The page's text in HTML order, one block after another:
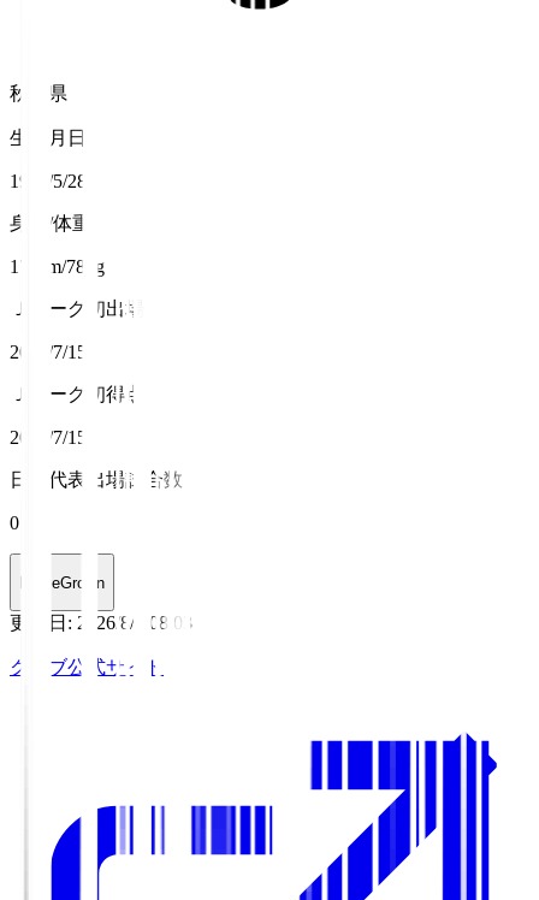
秋田県
生年月日
1997/5/28
身長/体重
178cm/78kg
Ｊリーグ初出場
2020/7/15
Ｊリーグ初得点
2020/7/15
日本代表出場試合数
0
HomeGrown
更新日 : 2026/8/6 08:03
クラブ公式サイト